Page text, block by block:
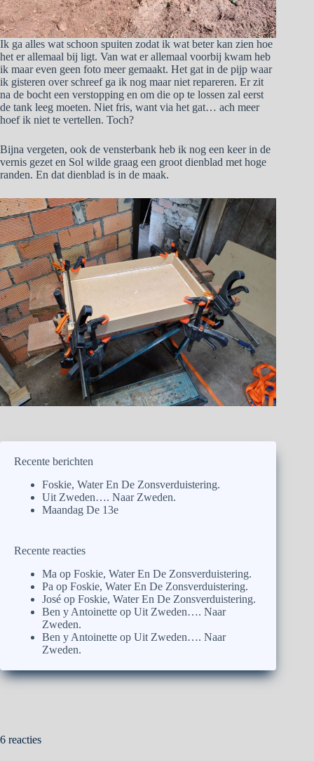
Ik ga alles wat schoon spuiten zodat ik wat beter kan zien hoe
het er allemaal bij ligt. Van wat er allemaal voorbij kwam heb
ik maar even geen foto meer gemaakt. Het gat in de pijp waar
ik gisteren over schreef ga ik nog maar niet repareren. Er zit
na de bocht een verstopping en om die op te lossen zal eerst
de tank leeg moeten. Niet fris, want via het gat… ach meer
hoef ik niet te vertellen. Toch?
Bijna vergeten, ook de vensterbank heb ik nog een keer in de
vernis gezet en Sol wilde graag een groot dienblad met hoge
randen. En dat dienblad is in de maak.
Recente berichten
Foskie, Water En De Zonsverduistering.
Uit Zweden…. Naar Zweden.
Maandag De 13e
Recente reacties
Ma op Foskie, Water En De Zonsverduistering.
Pa op Foskie, Water En De Zonsverduistering.
José op Foskie, Water En De Zonsverduistering.
Ben y Antoinette op Uit Zweden…. Naar
Zweden.
Ben y Antoinette op Uit Zweden…. Naar
Zweden.
6 reacties